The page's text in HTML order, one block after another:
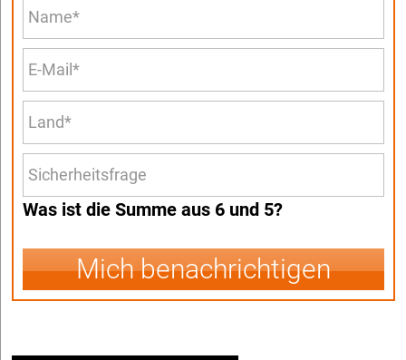
Was ist die Summe aus 6 und 5?
Mich benachrichtigen